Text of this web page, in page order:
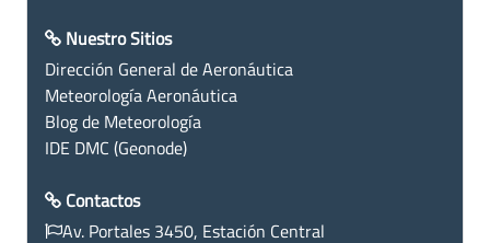
Nuestro Sitios
Dirección General de Aeronáutica
Meteorología Aeronáutica
Blog de Meteorología
IDE DMC (Geonode)
Contactos
Av. Portales 3450, Estación Central